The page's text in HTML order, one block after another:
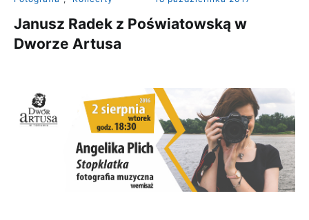
Janusz Radek z Poświatowską w
Dworze Artusa